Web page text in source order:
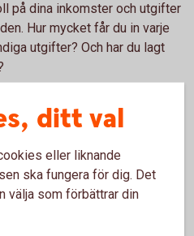
på dina inkomster och utgifter
Hur mycket får du in varje
utgifter? Och har du lagt
säljknepen
ditt val
eller liknande
ska fungera för dig. Det
välja som förbättrar din